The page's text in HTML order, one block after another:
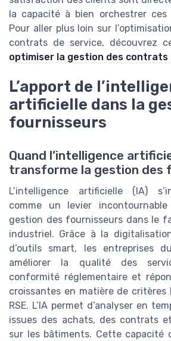
la capacité à bien orchestrer ces
Pour aller plus loin sur
contrats de service, découvrez
optimiser la gestion des contrats
L’apport de
artificielle dans la
fournisseurs
Quand l’intelligence
transforme la gestion des
L’intelligence artificielle (IA)
comme un levier
gestion des fournisseurs dans le
industriel. Grâce à la
d’outils smart, les entreprises
améliorer la qualité des
conformité réglementaire et
croissantes en matière de critères
RSE. L’IA permet d’analyser en
issues des achats, des contrats
sur les bâtiments. Cette capacité